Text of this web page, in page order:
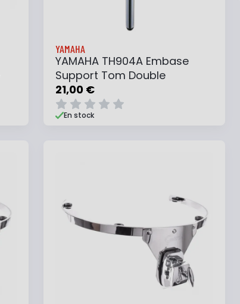
YAMAHA
YAMAHA TH904A Embase
Support Tom Double
21,00 €
En stock